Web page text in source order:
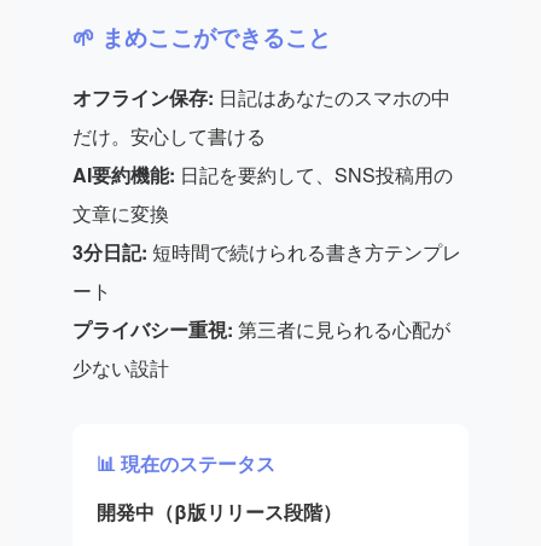
🌱 まめここができること
オフライン保存: 日記はあなたのスマホの中
だけ。安心して書ける
AI要約機能: 日記を要約して、SNS投稿用の
文章に変換
3分日記: 短時間で続けられる書き方テンプレ
ート
プライバシー重視: 第三者に見られる心配が
少ない設計
📊 現在のステータス
開発中（β版リリース段階）